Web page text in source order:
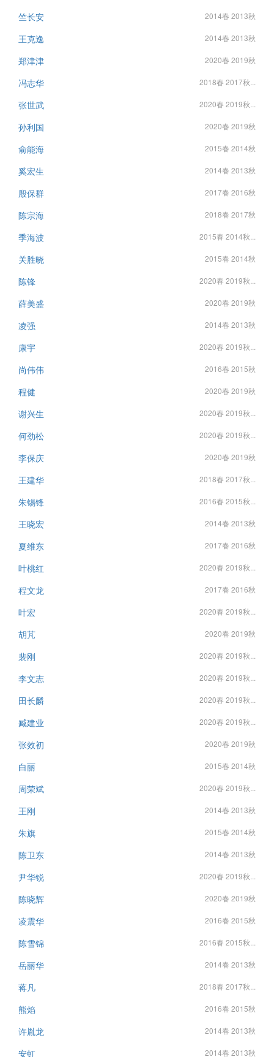
竺长安
2014春 2013秋
王克逸 2014春 2013秋
郑津津 2020春 2019秋
冯志华 2018春 2017秋...
张世武 2020春 2019秋...
孙利国 2020春 2019秋
俞能海 2015春 2014秋
奚宏生 2014春 2013秋
殷保群 2017春 2016秋
陈宗海 2018春 2017秋
季海波 2015春 2014秋...
关胜晓 2015春 2014秋
陈锋 2020春 2019秋...
薛美盛 2020春 2019秋
凌强 2014春 2013秋
康宇 2020春 2019秋...
尚伟伟 2016春 2015秋
程健 2020春 2019秋
谢兴生 2020春 2019秋...
何劲松 2020春 2019秋...
李保庆 2020春 2019秋
王建华 2018春 2017秋...
朱锡锋 2016春 2015秋...
王晓宏 2014春 2013秋
夏维东 2017春 2016秋
叶桃红 2020春 2019秋...
程文龙 2017春 2016秋
叶宏 2020春 2019秋...
胡芃 2020春 2019秋
裴刚 2020春 2019秋...
李文志 2020春 2019秋...
田长麟 2020春 2019秋...
臧建业 2020春 2019秋...
张效初 2020春 2019秋
白丽 2015春 2014秋
周荣斌 2020春 2019秋...
王刚 2014春 2013秋
朱旗 2015春 2014秋
陈卫东 2014春 2013秋
尹华锐 2020春 2019秋...
陈晓辉 2020春 2019秋
凌震华 2016春 2015秋
陈雪锦 2016春 2015秋...
岳丽华 2014春 2013秋
蒋凡 2018春 2017秋...
熊焰 2016春 2015秋
许胤龙 2014春 2013秋
安虹 2014春 2013秋